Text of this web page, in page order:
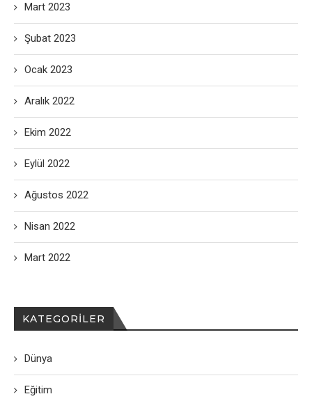
Mart 2023
Şubat 2023
Ocak 2023
Aralık 2022
Ekim 2022
Eylül 2022
Ağustos 2022
Nisan 2022
Mart 2022
KATEGORILER
Dünya
Eğitim